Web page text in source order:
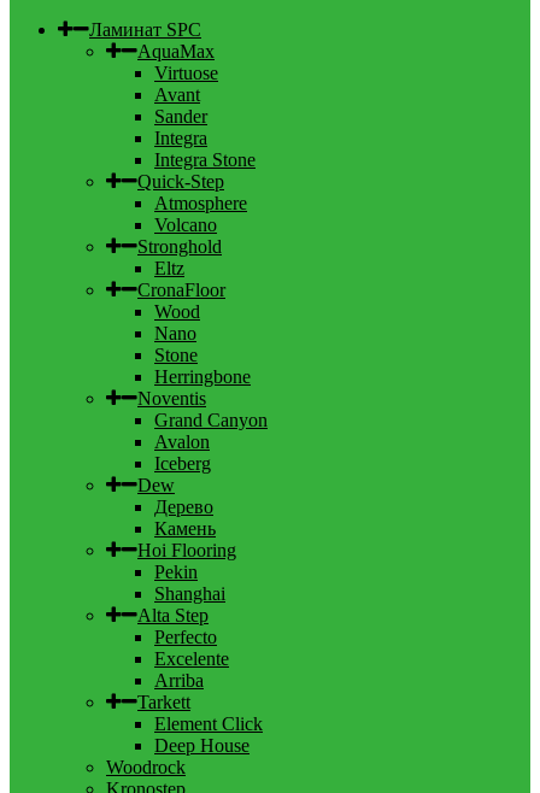
Ламинат SPC
AquaMax
Virtuose
Avant
Sander
Integra
Integra Stone
Quick-Step
Atmosphere
Volcano
Stronghold
Eltz
CronaFloor
Wood
Nano
Stone
Herringbone
Noventis
Grand Canyon
Avalon
Iceberg
Dew
Дерево
Камень
Hoi Flooring
Pekin
Shanghai
Alta Step
Perfecto
Excelente
Arriba
Tarkett
Element Click
Deep House
Woodrock
Kronostep